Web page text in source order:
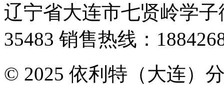
辽宁省大连市七贤岭学子
35483 销售热线：
© 2025 依利特（大连）